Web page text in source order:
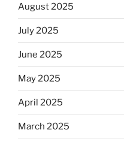
August 2025
July 2025
June 2025
May 2025
April 2025
March 2025